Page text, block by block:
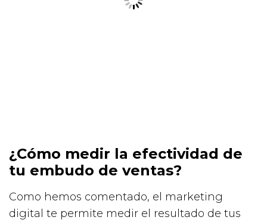
¿Cómo medir la efectividad de
tu embudo de ventas?
Como hemos comentado, el marketing
digital te permite medir el resultado de tus